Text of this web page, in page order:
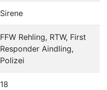
Sirene
FFW Rehling, RTW, First
Responder Aindling,
Polizei
18